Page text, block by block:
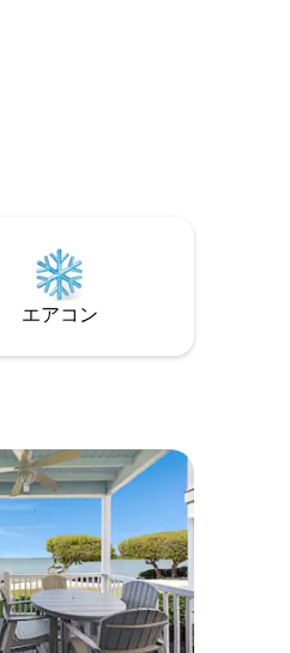
ペットは禁止です。
エアコン